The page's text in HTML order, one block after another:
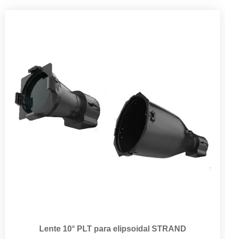
Lente 10° PLT para elipsoidal STRAND